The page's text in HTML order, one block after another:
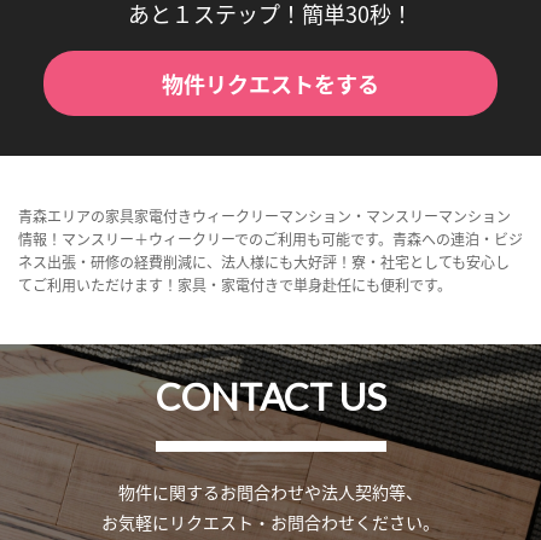
あと１ステップ！簡単30秒！
物件リクエストをする
青森エリアの家具家電付きウィークリーマンション・マンスリーマンション
情報！マンスリー＋ウィークリーでのご利用も可能です。青森への連泊・ビジ
ネス出張・研修の経費削減に、法人様にも大好評！寮・社宅としても安心し
てご利用いただけます！家具・家電付きで単身赴任にも便利です。
CONTACT US
物件に関するお問合わせや法人契約等、
お気軽にリクエスト・お問合わせください。